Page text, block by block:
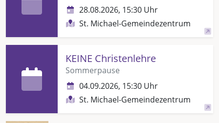
28.08.2026, 15:30 Uhr
St. Michael-Gemeindezentrum
KEINE Christenlehre
Sommerpause
04.09.2026, 15:30 Uhr
St. Michael-Gemeindezentrum